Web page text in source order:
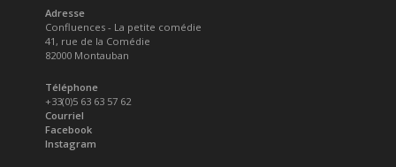
Adresse
Confluences - La petite comédie
41, rue de la Comédie
82000 Montauban
Téléphone
+33(0)5 63 63 57 62
Courriel
Facebook
Instagram